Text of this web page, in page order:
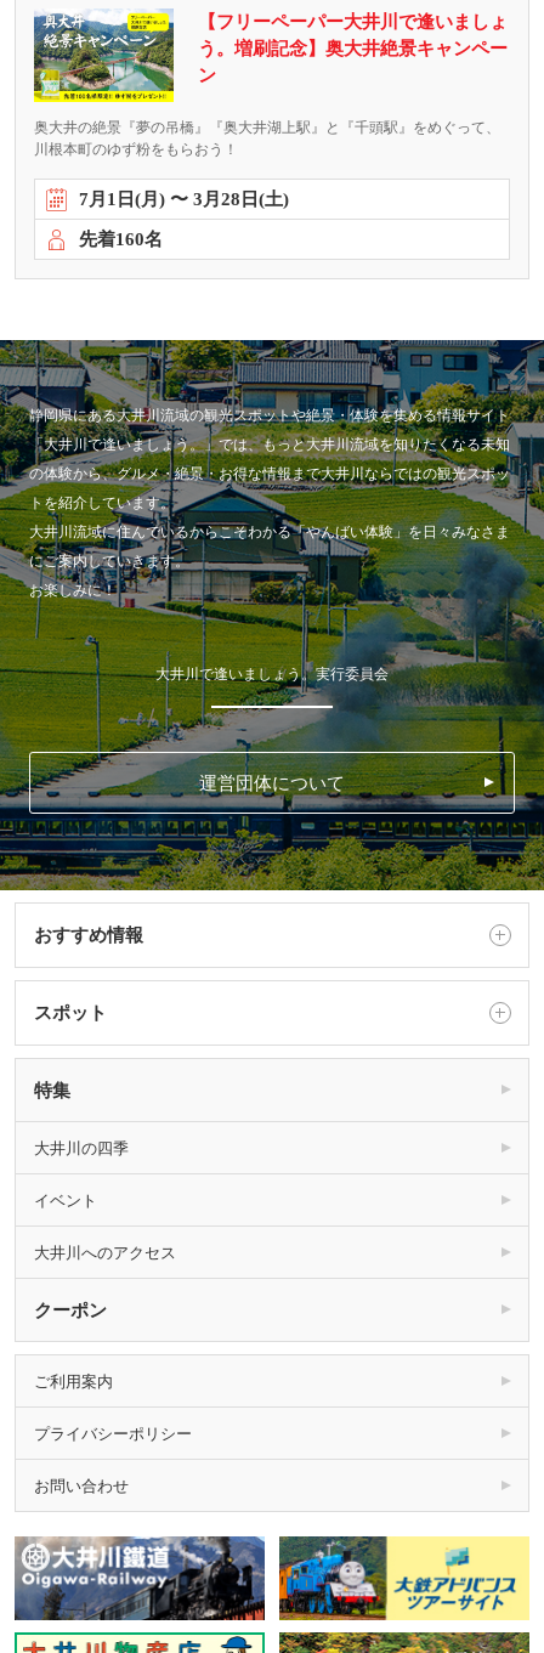
【フリーペーパー大井川で逢いましょ
う。増刷記念】奥大井絶景キャンペー
ン
奥大井の絶景『夢の吊橋』『奥大井湖上駅』と『千頭駅』をめぐって、
川根本町のゆず粉をもらおう！
7 月 1 日(月) 〜3 月28 日(土)
先着160名
静岡県にある大井川流域の観光スポットや絶景・体験を集める情報サイト
「大井川で逢いましょう。」では、もっと大井川流域を知りたくなる未知
の体験から、グルメ・絶景・お得な情報まで大井川ならではの観光スポッ
トを紹介しています。
大井川流域に住んでいるからこそわかる「やんばい体験」を日々みなさま
にご案内していきます。
お楽しみに！
大井川で逢いましょう。実行委員会
運営団体について
おすすめ情報
スポット
特集
大井川の四季
イベント
大井川へのアクセス
クーポン
ご利用案内
プライバシーポリシー
お問い合わせ